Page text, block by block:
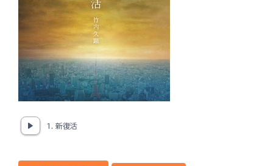
1. 新復活